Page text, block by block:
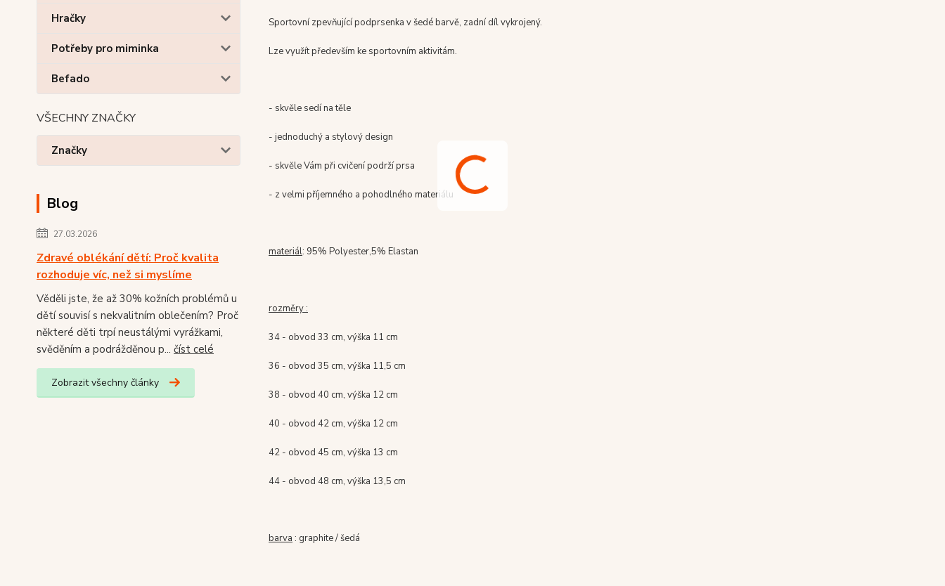
Hračky
Potřeby pro miminka
Befado
VŠECHNY ZNAČKY
Značky
Blog
27.03.2026
Zdravé oblékání dětí: Proč kvalita
rozhoduje víc, než si myslíme
Věděli jste, že až 30% kožních problémů u
dětí souvisí s nekvalitním oblečením? Proč
některé děti trpí neustálými vyrážkami,
svěděním a podrážděnou p... číst celé
Zobrazit všechny články
Sportovní zpevňující podprsenka v šedé barvě, zadní díl vykrojený.
Lze využít především ke sportovním aktivitám.
- skvěle sedí na těle
- jednoduchý a stylový design
- skvěle Vám při cvičení podrží prsa
- z velmi příjemného a pohodlného materiálu
materiál: 95% Polyester,5% Elastan
rozměry :
34 - obvod 33 cm, výška 11 cm
36 - obvod 35 cm, výška 11,5 cm
38 - obvod 40 cm, výška 12 cm
40 - obvod 42 cm, výška 12 cm
42 - obvod 45 cm, výška 13 cm
44 - obvod 48 cm, výška 13,5 cm
barva : graphite / šedá